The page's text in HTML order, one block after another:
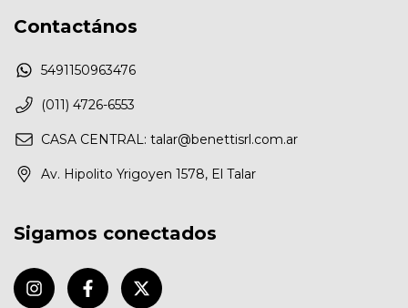
Contactános
5491150963476
(011) 4726-6553
CASA CENTRAL: talar@benettisrl.com.ar
Av. Hipolito Yrigoyen 1578, El Talar
Sigamos conectados